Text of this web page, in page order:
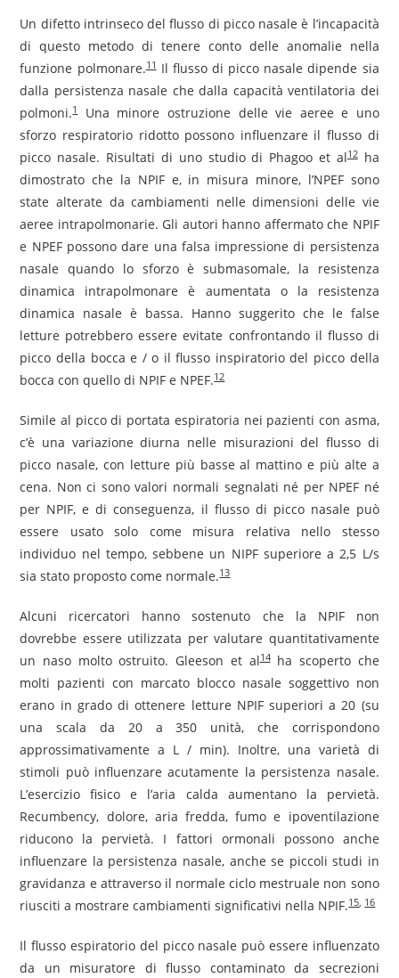
Un difetto intrinseco del flusso di picco nasale è l’incapacità
di questo metodo di tenere conto delle anomalie nella
funzione polmonare.11Il flusso di picco nasale dipende sia
dalla persistenza nasale che dalla capacità ventilatoria dei
polmoni.1Una minore ostruzione delle vie aeree e uno
sforzo respiratorio ridotto possono influenzare il flusso di
picco nasale. Risultati di uno studio di Phagoo et al12ha
dimostrato che la NPIF e, in misura minore, l’NPEF sono
state alterate da cambiamenti nelle dimensioni delle vie
aeree intrapolmonarie. Gli autori hanno affermato che NPIF
e NPEF possono dare una falsa impressione di persistenza
nasale quando lo sforzo è submasomale, la resistenza
dinamica intrapolmonare è aumentata o la resistenza
dinamica nasale è bassa. Hanno suggerito che le false
letture potrebbero essere evitate confrontando il flusso di
picco della bocca e / o il flusso inspiratorio del picco della
bocca con quello di NPIF e NPEF.12
Simile al picco di portata espiratoria nei pazienti con asma,
c’è una variazione diurna nelle misurazioni del flusso di
picco nasale, con letture più basse al mattino e più alte a
cena. Non ci sono valori normali segnalati né per NPEF né
per NPIF, e di conseguenza, il flusso di picco nasale può
essere usato solo come misura relativa nello stesso
individuo nel tempo, sebbene un NIPF superiore a 2,5 L/s
sia stato proposto come normale.13
Alcuni ricercatori hanno sostenuto che la NPIF non
dovrebbe essere utilizzata per valutare quantitativamente
un naso molto ostruito. Gleeson et al14ha scoperto che
molti pazienti con marcato blocco nasale soggettivo non
erano in grado di ottenere letture NPIF superiori a 20 (su
una scala da 20 a 350 unità, che corrispondono
approssimativamente a L / min). Inoltre, una varietà di
stimoli può influenzare acutamente la persistenza nasale.
L’esercizio fisico e l’aria calda aumentano la pervietà.
Recumbency, dolore, aria fredda, fumo e ipoventilazione
riducono la pervietà. I fattori ormonali possono anche
influenzare la persistenza nasale, anche se piccoli studi in
gravidanza e attraverso il normale ciclo mestruale non sono
riusciti a mostrare cambiamenti significativi nella NPIF.15, 16
Il flusso espiratorio del picco nasale può essere influenzato
da un misuratore di flusso contaminato da secrezioni